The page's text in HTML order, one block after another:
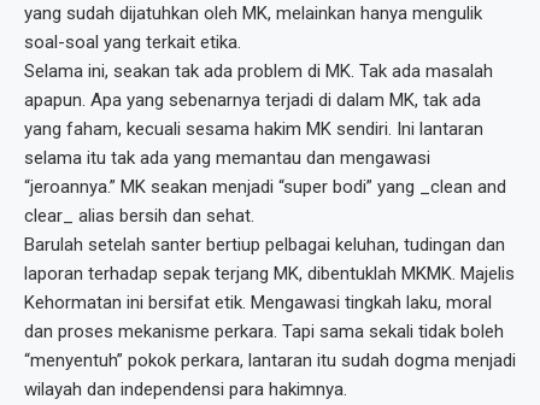
yang sudah dijatuhkan oleh MK, melainkan hanya mengulik
soal-soal yang terkait etika.
Selama ini, seakan tak ada problem di MK. Tak ada masalah
apapun. Apa yang sebenarnya terjadi di dalam MK, tak ada
yang faham, kecuali sesama hakim MK sendiri. Ini lantaran
selama itu tak ada yang memantau dan mengawasi
“jeroannya.” MK seakan menjadi “super bodi” yang _clean and
clear_ alias bersih dan sehat.
Barulah setelah santer bertiup pelbagai keluhan, tudingan dan
laporan terhadap sepak terjang MK, dibentuklah MKMK. Majelis
Kehormatan ini bersifat etik. Mengawasi tingkah laku, moral
dan proses mekanisme perkara. Tapi sama sekali tidak boleh
“menyentuh” pokok perkara, lantaran itu sudah dogma menjadi
wilayah dan independensi para hakimnya.